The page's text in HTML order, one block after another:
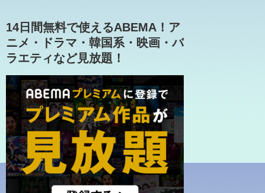
14日間無料で使えるABEMA！ア
ニメ・ドラマ・韓国系・映画・バ
ラエティなど見放題！